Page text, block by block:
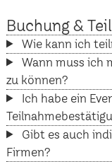
Buchung &
Wie kann ich
Wann muss ich
zu können?
Ich habe ein
Gibt es auch
Firmen?